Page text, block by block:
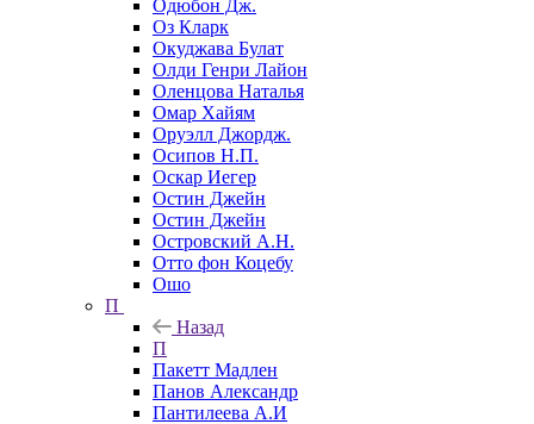
Одюбон Дж.
Оз Кларк
Окуджава Булат
Олди Генри Лайон
Оленцова Наталья
Омар Хайям
Оруэлл Джордж.
Осипов Н.П.
Оскар Иегер
Остин Джейн
Остин Джейн
Островский А.Н.
Отто фон Коцебу
Ошо
П
Назад
П
Пакетт Мадлен
Панов Александр
Пантилеева А.И